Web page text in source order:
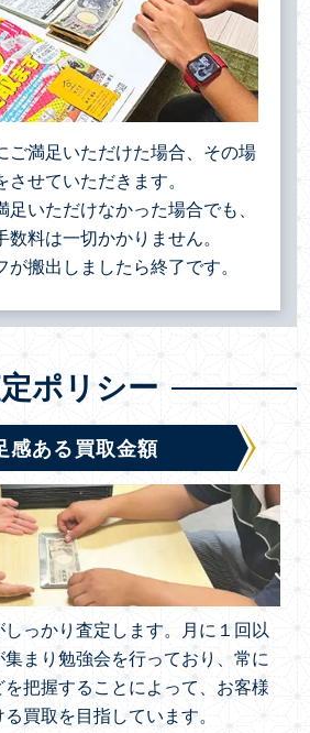
ご満足いただけた場合、その場
させていただきます。
足いただけなかった場合でも、
数料は一切かかりません。
が搬出しましたら終了です。
ポリシー
感ある買取金額
っかり査定します。月に１回以
集まり勉強会を行っており、常に
把握することによって、お客様
買取を目指しています。